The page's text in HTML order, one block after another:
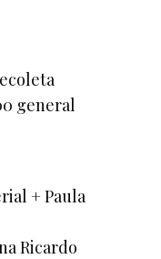
general
+ Paula
Ricardo